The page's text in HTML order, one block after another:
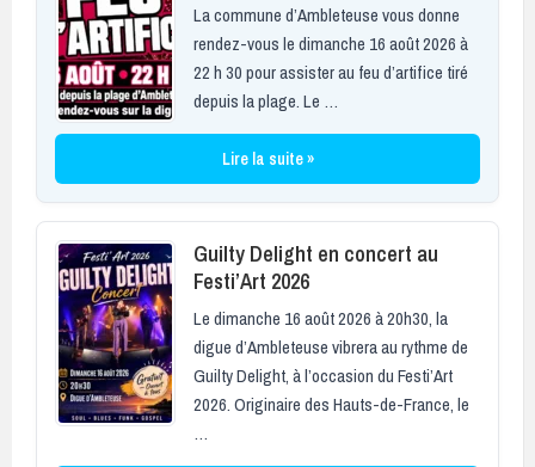
La commune d’Ambleteuse vous donne
rendez-vous le dimanche 16 août 2026 à
22 h 30 pour assister au feu d’artifice tiré
depuis la plage. Le …
Lire la suite »
Guilty Delight en concert au
Festi’Art 2026
Le dimanche 16 août 2026 à 20h30, la
digue d’Ambleteuse vibrera au rythme de
Guilty Delight, à l’occasion du Festi’Art
2026. Originaire des Hauts-de-France, le
…